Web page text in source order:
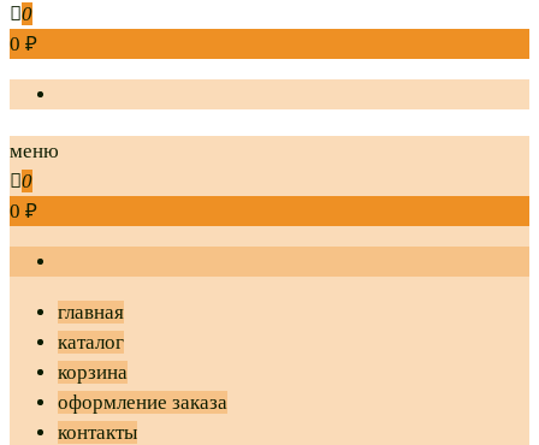
0
0 ₽
меню
0
0 ₽
главная
каталог
корзина
оформление заказа
контакты